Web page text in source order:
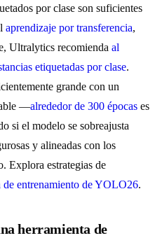
por clase son suficientes
aprendizaje por transferencia,
Ultralytics recomienda al
etiquetadas por clase.
grande con un
—alrededor de 300 épocas es
si el modelo se sobreajusta
y alineadas con los
Explora estrategias de
de entrenamiento de YOLO26.
herramienta de